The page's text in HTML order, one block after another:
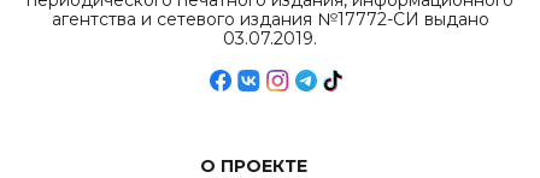
агентства и сетевого издания №17772-СИ выдано
03.07.2019.
О ПРОЕКТЕ